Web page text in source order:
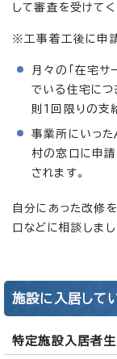
して審査を受けてく
※工事着工後に申請
月々の「在宅サ
でいる住宅に
則1回限りの支
事業所にいった
村の窓口に申
されます。
自分にあった改修
口などに相談しまし
施設に入居して
特定施設入居者